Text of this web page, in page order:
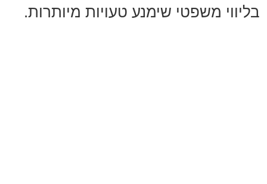
בליווי משפטי שימנע טעויות מיותרות.